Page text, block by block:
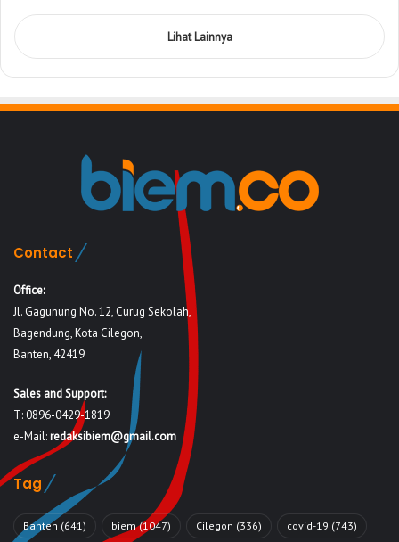
Lihat Lainnya
Contact
Office:
Jl. Gagunung No. 12, Curug Sekolah,
Bagendung, Kota Cilegon,
Banten, 42419
Sales and Support:
T: 0896-0429-1819
e-Mail:redaksibiem@gmail.com
Tag
Banten (641) biem(1047) Cilegon (336) covid-19 (743)